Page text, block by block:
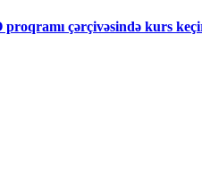
çərçivəsində kurs